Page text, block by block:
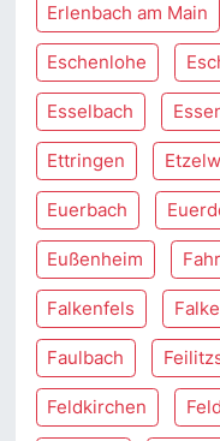
Erlenbach am Main
Eschenlohe
Esselbach
Ettringen
Euerbach
Eußenheim
Falkenfels
Faulbach
Feldkirchen